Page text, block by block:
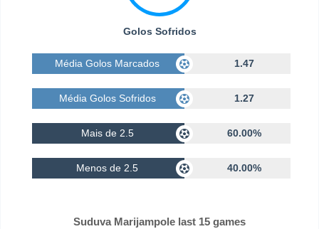
Golos Sofridos
Média Golos Marcados 1.47
Média Golos Sofridos 1.27
Mais de 2.5 60.00%
Menos de 2.5 40.00%
Suduva Marijampole last 15 games